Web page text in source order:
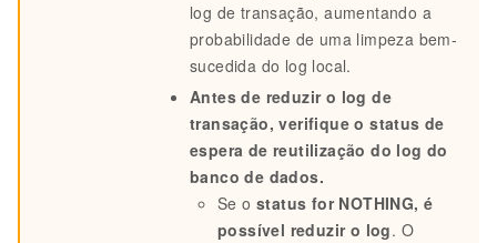
log de transação, aumentando a
probabilidade de uma limpeza bem-
sucedida do log local.
Antes de reduzir o log de
transação, verifique o status de
espera de reutilização do log do
banco de dados.
Se o status for NOTHING, é
possível reduzir o log. O